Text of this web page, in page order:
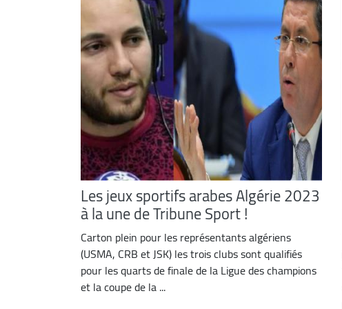
Les jeux sportifs arabes Algérie 2023
à la une de Tribune Sport !
Carton plein pour les représentants algériens
(USMA, CRB et JSK) les trois clubs sont qualifiés
pour les quarts de finale de la Ligue des champions
et la coupe de la ...